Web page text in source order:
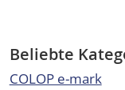
Beliebte
COLOP e-mark